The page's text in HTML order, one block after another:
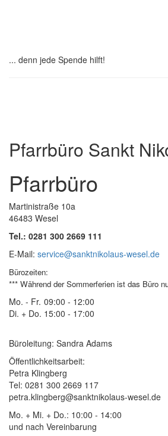
... denn jede Spende hilft!
Pfarrbüro Sankt
Pfarrbüro
Martinistraße 10a
46483 Wesel
Tel.: 0281 300 2669 111
E-Mail: service@sanktnikolaus-wesel.de
Bürozeiten:
*** Während der Sommerferien ist das Büro
Mo. - Fr. 09:00 - 12:00
Di. + Do. 15:00 - 17:00
Büroleitung: Sandra Adams
Öffentlichkeitsarbeit:
Petra Klingberg
Tel: 0281 300 2669 117
petra.klingberg@sanktnikolaus-wesel.de
Mo. + Mi. + Do.: 10:00 - 14:00
und nach Vereinbarung